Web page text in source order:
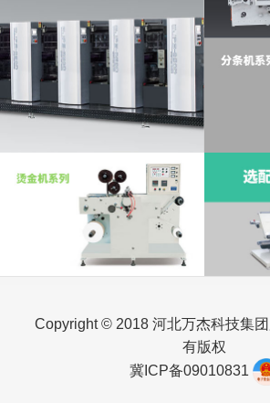
Copyright © 2018 河北万杰科技集
有版权
冀ICP备09010831